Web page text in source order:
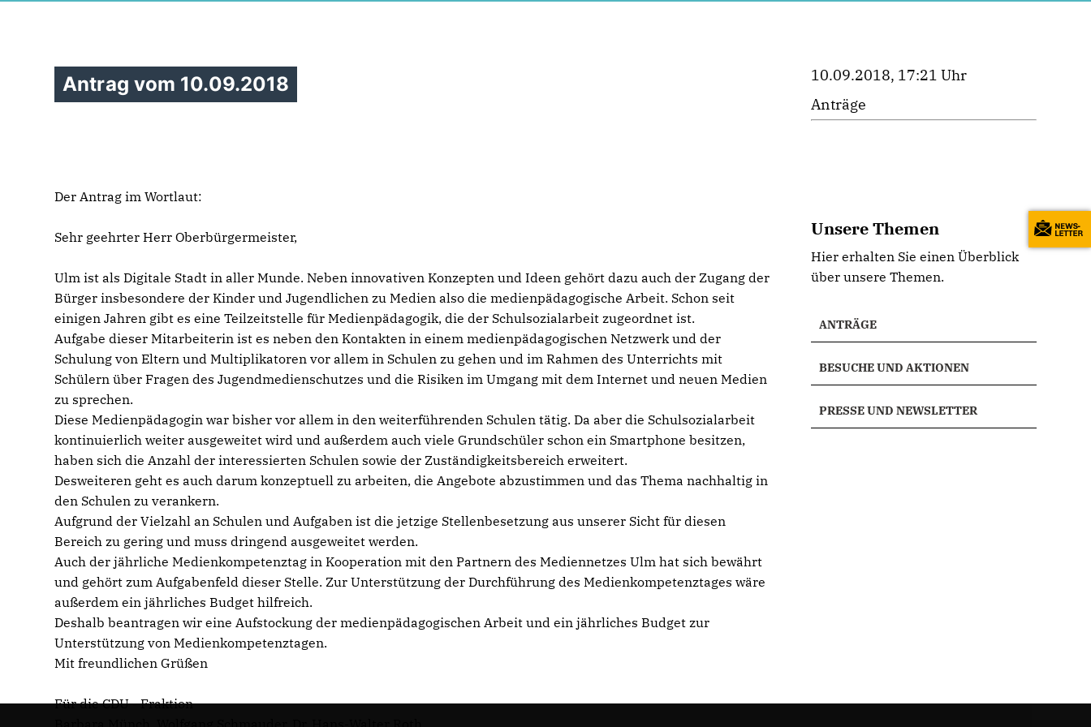
Antrag vom 10.09.2018
Der Antrag im Wortlaut:
Sehr geehrter Herr Oberbürgermeister,
Ulm ist als Digitale Stadt in aller Munde. Neben innovativen Konzepten und Ideen gehört dazu auch der Zugang der
Bürger insbesondere der Kinder und Jugendlichen zu Medien also die medienpädagogische Arbeit. Schon seit
einigen Jahren gibt es eine Teilzeitstelle für Medienpädagogik, die der Schulsozialarbeit zugeordnet ist.
Aufgabe dieser Mitarbeiterin ist es neben den Kontakten in einem medienpädagogischen Netzwerk und der
Schulung von Eltern und Multiplikatoren vor allem in Schulen zu gehen und im Rahmen des Unterrichts mit
Schülern über Fragen des Jugendmedienschutzes und die Risiken im Umgang mit dem Internet und neuen Medien
zu sprechen.
Diese Medienpädagogin war bisher vor allem in den weiterführenden Schulen tätig. Da aber die Schulsozialarbeit
kontinuierlich weiter ausgeweitet wird und außerdem auch viele Grundschüler schon ein Smartphone besitzen,
haben sich die Anzahl der interessierten Schulen sowie der Zuständigkeitsbereich erweitert.
Desweiteren geht es auch darum konzeptuell zu arbeiten, die Angebote abzustimmen und das Thema nachhaltig in
den Schulen zu verankern.
Aufgrund der Vielzahl an Schulen und Aufgaben ist die jetzige Stellenbesetzung aus unserer Sicht für diesen
Bereich zu gering und muss dringend ausgeweitet werden.
Auch der jährliche Medienkompetenztag in Kooperation mit den Partnern des Mediennetzes Ulm hat sich bewährt
und gehört zum Aufgabenfeld dieser Stelle. Zur Unterstützung der Durchführung des Medienkompetenztages wäre
außerdem ein jährliches Budget hilfreich.
Deshalb beantragen wir eine Aufstockung der medienpädagogischen Arbeit und ein jährliches Budget zur
Unterstützung von Medienkompetenztagen.
Mit freundlichen Grüßen
Für die CDU - Fraktion
10.09.2018, 17:21 Uhr
Anträge
Unsere Themen
Hier erhalten Sie einen Überblick
über unsere Themen.
ANTRÄGE
BESUCHE UND AKTIONEN
PRESSE UND NEWSLETTER